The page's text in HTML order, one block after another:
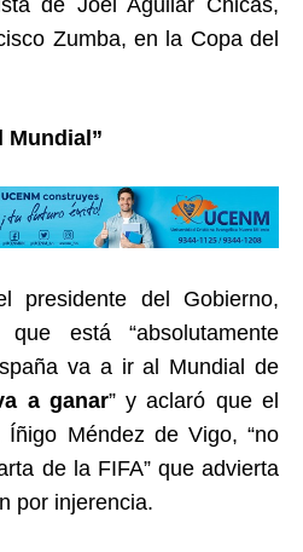
de Joel Aguilar Chicas,
Zumba, en la Copa del
Mundial”
presidente del Gobierno,
está “absolutamente
va a ir al Mundial de
a ganar” y aclaró que el
Íñigo Méndez de Vigo, “no
de la FIFA” que advierta
por injerencia.